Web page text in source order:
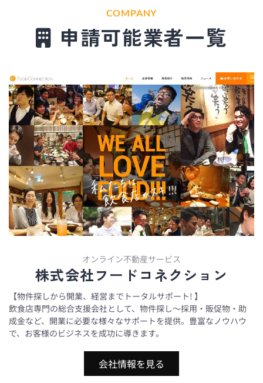
COMPANY
申請可能業者一覧
オンライン不動産サービス
株式会社フードコネクション
【物件探しから開業、経営までトータルサポート! 】
飲食店専門の総合支援会社として、物件探し～採用・販促物・助
成金など、開業に必要な様々なサポートを提供。豊富なノウハウ
で、お客様のビジネスを成功に導きます。
会社情報を見る